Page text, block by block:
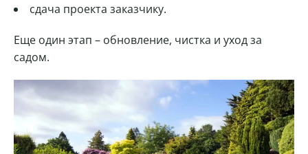
сдача проекта заказчику.
Еще один этап – обновление, чистка и уход за
садом.